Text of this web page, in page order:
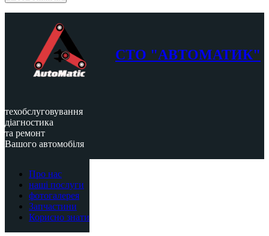
СТО "АВТОМАТИК"
техобслуговування
діагностика
та ремонт
Вашого автомобіля
Про нас
наші послуги
фотогалерея
Запчастини
Корисно знати